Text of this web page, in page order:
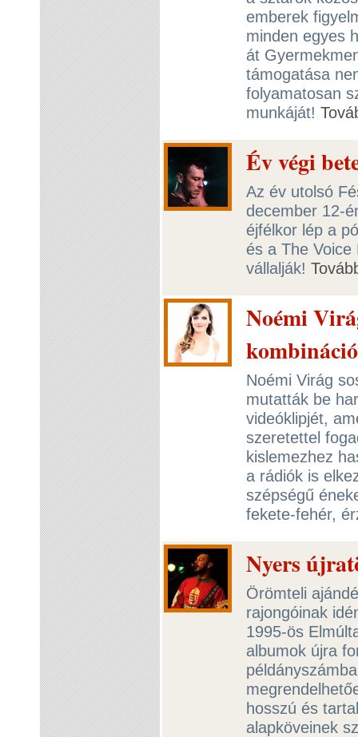
emberek
minden egyes
át
támogatása
folyamatosan
munkáját!
Év végi
Az év utolsó
december 12-
éjfélkor lép a
és a The
vállalják!
Noémi
kombináció
Noémi Virág
mutatták be
videóklipjét,
szeretettel
kislemezhez
a rádiók is
szépségű
fekete-fehér,
Nyers
Örömteli
rajongóinak
1995-ös
albumok újra
hosszú és
alapköveinek